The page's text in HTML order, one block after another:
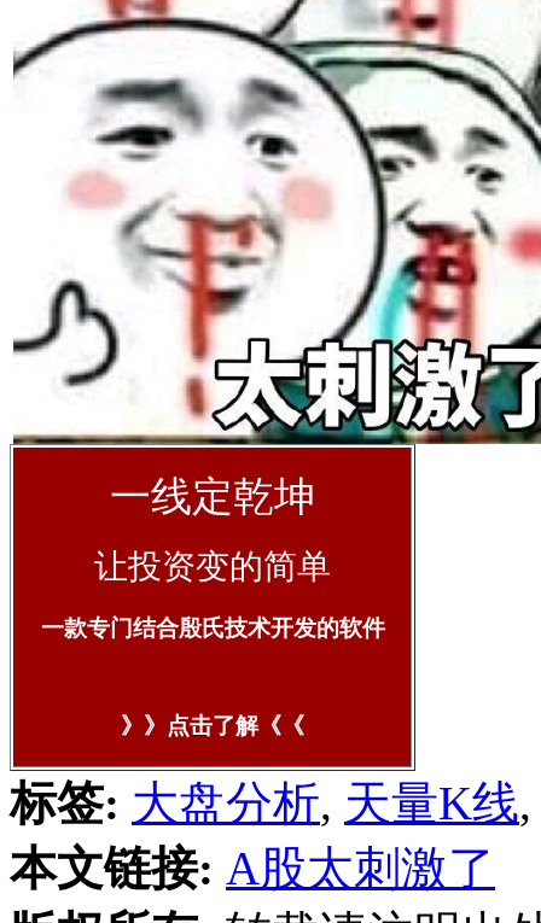
一线定乾坤
让投资变的简单
一款专门结合殷氏技术开发的软件
》》点击了解《《
标签: 大盘分析, 天量K线
本文链接: A股太刺激了